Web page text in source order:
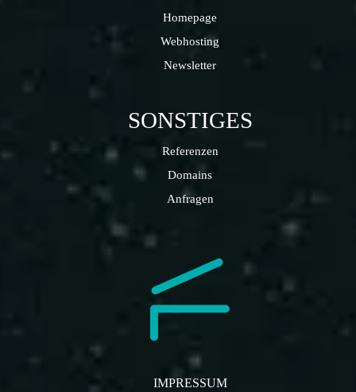
Homepage
Webhosting
Newsletter
SONSTIGES
Referenzen
Domains
Anfragen
IMPRESSUM